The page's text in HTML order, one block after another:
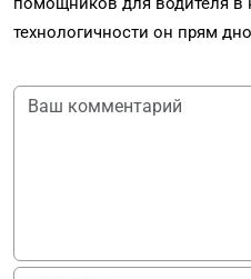
технологичности он прям